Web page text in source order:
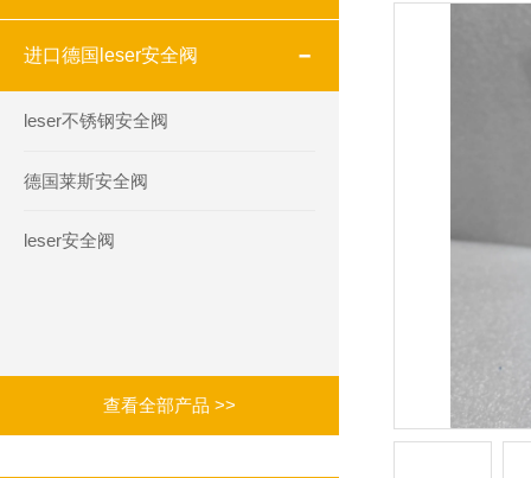
进口德国leser安全阀
leser不锈钢安全阀
德国莱斯安全阀
leser安全阀
查看全部产品 >>